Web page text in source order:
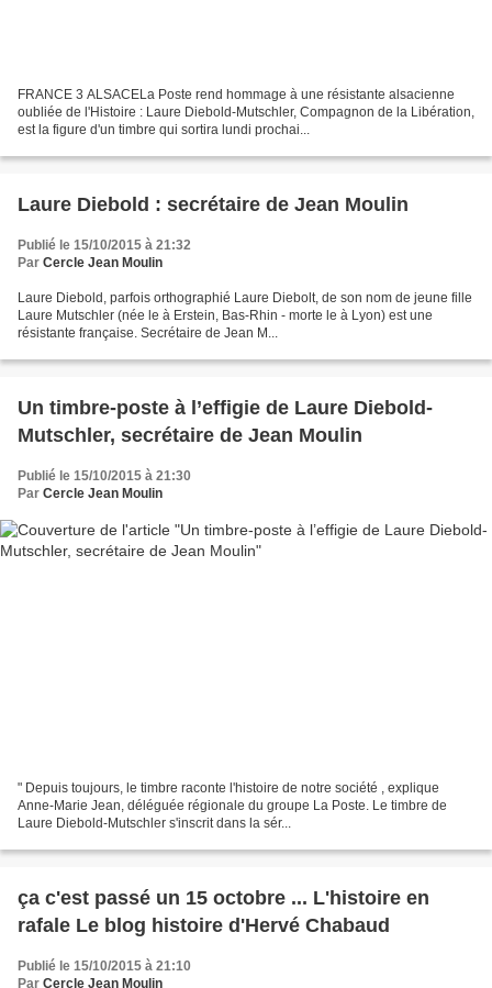
FRANCE 3 ALSACELa Poste rend hommage à une résistante alsacienne
oubliée de l'Histoire : Laure Diebold-Mutschler, Compagnon de la Libération,
est la figure d'un timbre qui sortira lundi prochai...
Laure Diebold : secrétaire de Jean Moulin
Publié le 15/10/2015 à 21:32
Par Cercle Jean Moulin
Laure Diebold, parfois orthographié Laure Diebolt, de son nom de jeune fille
Laure Mutschler (née le à Erstein, Bas-Rhin - morte le à Lyon) est une
résistante française. Secrétaire de Jean M...
Un timbre-poste à l’effigie de Laure Diebold-
Mutschler, secrétaire de Jean Moulin
Publié le 15/10/2015 à 21:30
Par Cercle Jean Moulin
" Depuis toujours, le timbre raconte l'histoire de notre société , explique
Anne-Marie Jean, déléguée régionale du groupe La Poste. Le timbre de
Laure Diebold-Mutschler s'inscrit dans la sér...
ça c'est passé un 15 octobre ... L'histoire en
rafale Le blog histoire d'Hervé Chabaud
Publié le 15/10/2015 à 21:10
Par Cercle Jean Moulin